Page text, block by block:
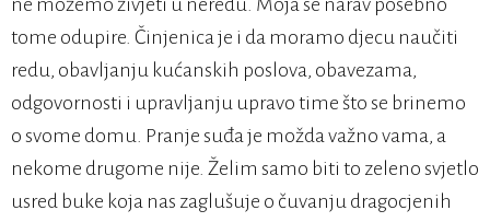
ne možemo živjeti u neredu. Moja se narav posebno
tome odupire. Činjenica je i da moramo djecu naučiti
redu, obavljanju kućanskih poslova, obavezama,
odgovornosti i upravljanju upravo time što se brinemo
o svome domu. Pranje suđa je možda važno vama, a
nekome drugome nije. Želim samo biti to zeleno svjetlo
usred buke koja nas zaglušuje o čuvanju dragocjenih